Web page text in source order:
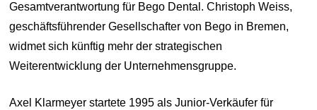
Gesamtverantwortung für Bego Dental. Christoph Weiss,
geschäftsführender Gesellschafter von Bego in Bremen,
widmet sich künftig mehr der strategischen
Weiterentwicklung der Unternehmensgruppe.
Axel Klarmeyer startete 1995 als Junior-Verkäufer für